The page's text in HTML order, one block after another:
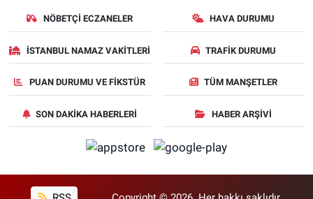
NÖBETÇI ECZANELER HAVA DURUMU
İSTANBUL NAMAZ VAKITLERI TRAFIK DURUMU
PUAN DURUMU VE FIKSTÜR TÜM MANŞETLER
SON DAKIKA HABERLERI HABER ARŞIVI